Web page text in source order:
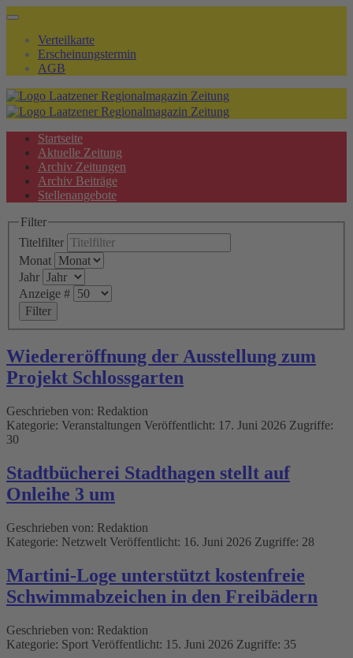
Verteilkarte
Erscheinungstermin
AGB
Startseite
Aktuelle Zeitung
Archiv Zeitungen
Archiv Beiträge
Stellenangebote
Filter
Titelfilter
Monat
Jahr
Anzeige #
Filter
Wiedereröffnung der Ausstellung zum
Projekt Schlossgarten
Geschrieben von: Redaktion
Kategorie: Veranstaltungen Veröffentlicht: 17. Juni 2026 Zugriffe:
30
Stadtbücherei Stadthagen stellt auf
Onleihe 3 um
Geschrieben von: Redaktion
Kategorie: Netzwelt Veröffentlicht: 16. Juni 2026 Zugriffe: 28
Martini-Loge unterstützt kostenfreie
Schwimmabzeichen in den Freibädern
Geschrieben von: Redaktion
Kategorie: Sport Veröffentlicht: 15. Juni 2026 Zugriffe: 35